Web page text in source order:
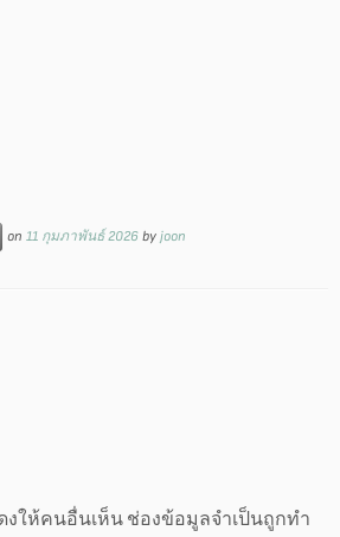
on 11 กุมภาพันธ์ 2026 by joon
งให้คนอื่นเห็น ช่องข้อมูลจำเป็นถูกทำ